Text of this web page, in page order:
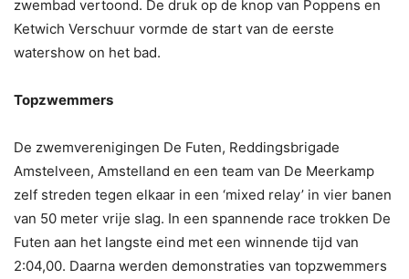
zwembad vertoond. De druk op de knop van Poppens en
Ketwich Verschuur vormde de start van de eerste
watershow on het bad.
Topzwemmers
De zwemverenigingen De Futen, Reddingsbrigade
Amstelveen, Amstelland en een team van De Meerkamp
zelf streden tegen elkaar in een ‘mixed relay’ in vier banen
van 50 meter vrije slag. In een spannende race trokken De
Futen aan het langste eind met een winnende tijd van
2:04,00. Daarna werden demonstraties van topzwemmers